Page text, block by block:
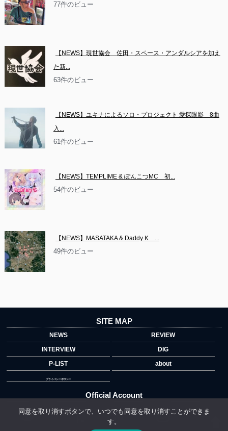
77件のビュー
【NEWS】現世協会　佐田・スペース・アンダルシアを加え
た新...
63件のビュー
【NEWS】ユキナによるソロ・プロジェクト 愛探眼影　8曲
入...
61件のビュー
【NEWS】TEMPLIME & ぽんこつMC　初...
54件のビュー
【NEWS】MASATAKA & Daddy K　...
49件のビュー
SITE MAP
NEWS
REVIEW
INTERVIEW
DIG
P-LIST
about
プライバシーポリシー
Official Account
同意を取り消すボタンで、いつでも同意を取り消すことができま
す。